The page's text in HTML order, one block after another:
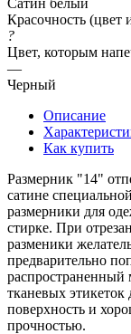
Красочность (цвет
?
Цвет, которым
—
Черный
Описание
Как купить
Размерник "14"
сатине
размерники для
стирке. При
разменики
предварительно
распространенный
тканевых
поверхность и
прочностью.